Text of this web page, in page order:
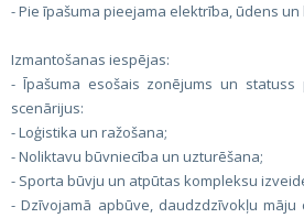
- Pie īpašuma pieejama elektrība, ūdens un
Izmantošanas iespējas:
- Īpašuma esošais zonējums un statuss
scenārijus:
- Loģistika un ražošana;
- Noliktavu būvniecība un uzturēšana;
- Sporta būvju un atpūtas kompleksu
- Dzīvojamā apbūve, daudzdzīvokļu māju